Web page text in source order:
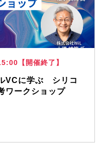
【開催終了】
VCに学ぶ シリコ
ワークショップ